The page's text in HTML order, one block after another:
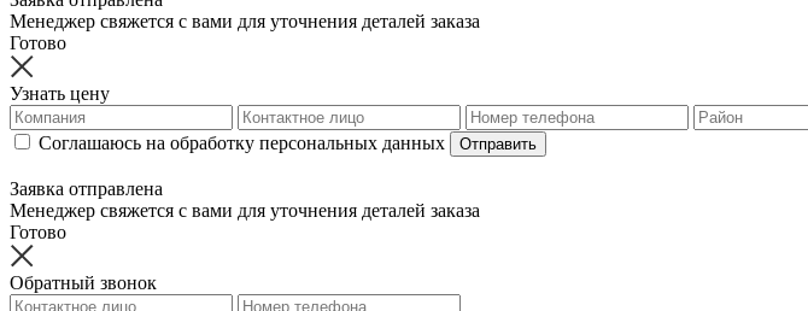
Менеджер свяжется с вами для уточнения деталей заказа
Готово
Узнать цену
Соглашаюсь на обработку персональных данных Отправить
Заявка отправлена
Менеджер свяжется с вами для уточнения деталей заказа
Готово
Обратный звонок